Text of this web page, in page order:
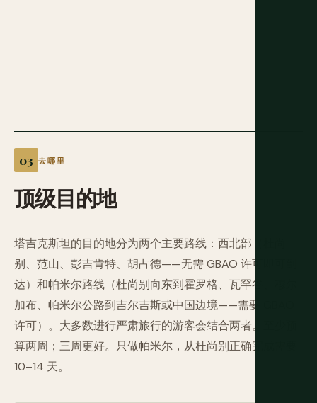
去哪里
顶级目的地
塔吉克斯坦的目的地分为两个主要路线：西北部（杜尚
别、范山、彭吉肯特、胡占德——无需 GBAO 许可即可到
达）和帕米尔路线（杜尚别向东到霍罗格、瓦罕谷、穆尔
加布、帕米尔公路到吉尔吉斯或中国边境——需要 GBAO
许可）。大多数进行严肃旅行的游客会结合两者。至少预
算两周；三周更好。只做帕米尔，从杜尚别正确完成需要
10–14 天。